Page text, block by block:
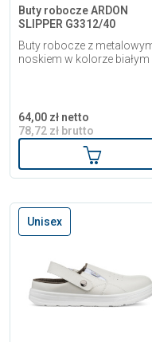
Buty robocze ARDON
SLIPPER G3312/40
Buty robocze z
noskiem w kolorze białym
64,00 zł netto
78,72 zł brutto
Dodaj do
Unisex